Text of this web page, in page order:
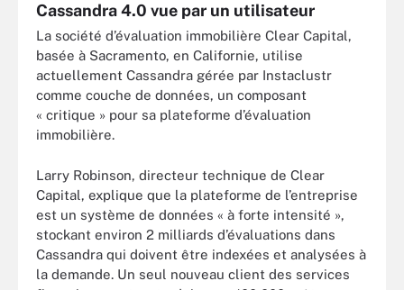
Cassandra 4.0 vue par un utilisateur
La société d’évaluation immobilière Clear Capital,
basée à Sacramento, en Californie, utilise
actuellement Cassandra gérée par Instaclustr
comme couche de données, un composant
« critique » pour sa plateforme d’évaluation
immobilière.
Larry Robinson, directeur technique de Clear
Capital, explique que la plateforme de l’entreprise
est un système de données « à forte intensité »,
stockant environ 2 milliards d’évaluations dans
Cassandra qui doivent être indexées et analysées à
la demande. Un seul nouveau client des services